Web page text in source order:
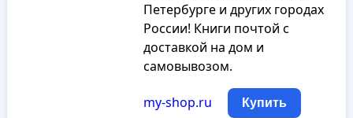
Петербурге и других городах
России! Книги почтой с
доставкой на дом и
самовывозом.
my-shop.ru Купить